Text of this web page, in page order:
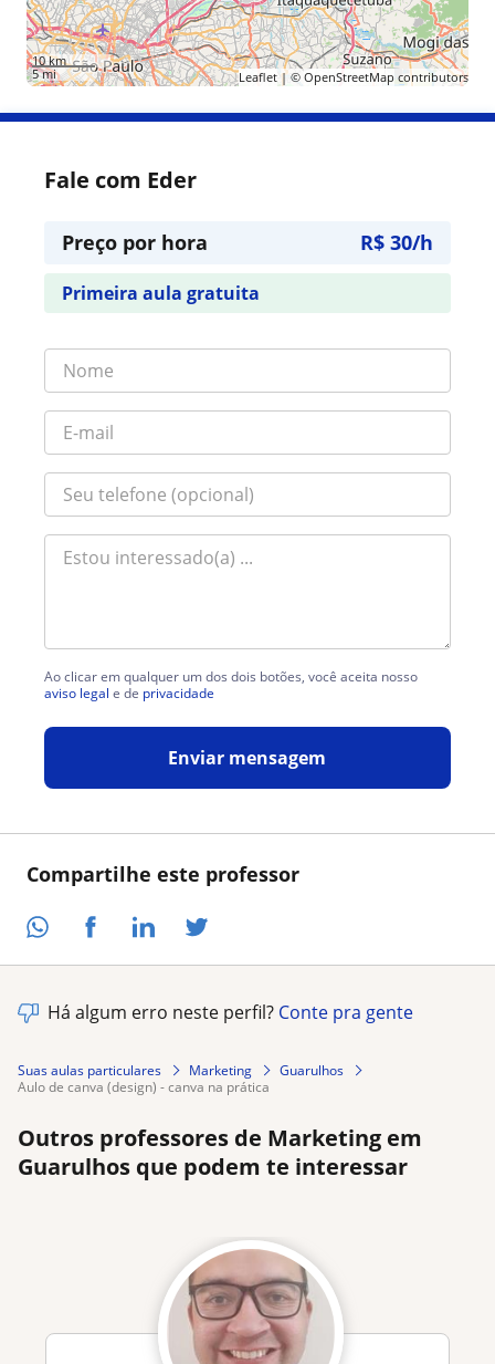
Compartilhe este professor
10 km
5 mi
Leaflet| © OpenStreetMap contributors
Fale com Eder
Preço por hora R$ 30/h
Primeira aula gratuita
Ao clicar em qualquer um dos dois botões, você aceita nosso
aviso legal e de privacidade
Enviar mensagem
Há algum erro neste perfil? Conte pra gente
Suas aulas particulares Marketing
Guarulhos
aulo de canva (design) - canva na prática
Outros professores de Marketing em
Guarulhos que podem te interessar